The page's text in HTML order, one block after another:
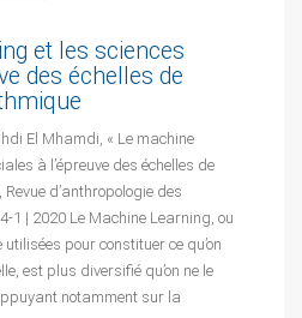
et les sciences
des échelles de
El Mhamdi, « Le machine
à l’épreuve des échelles de
d’anthropologie des
1 | 2020 Le Machine Learning, ou
pour constituer ce qu’on
est plus diversifié qu’on ne le
notamment sur la